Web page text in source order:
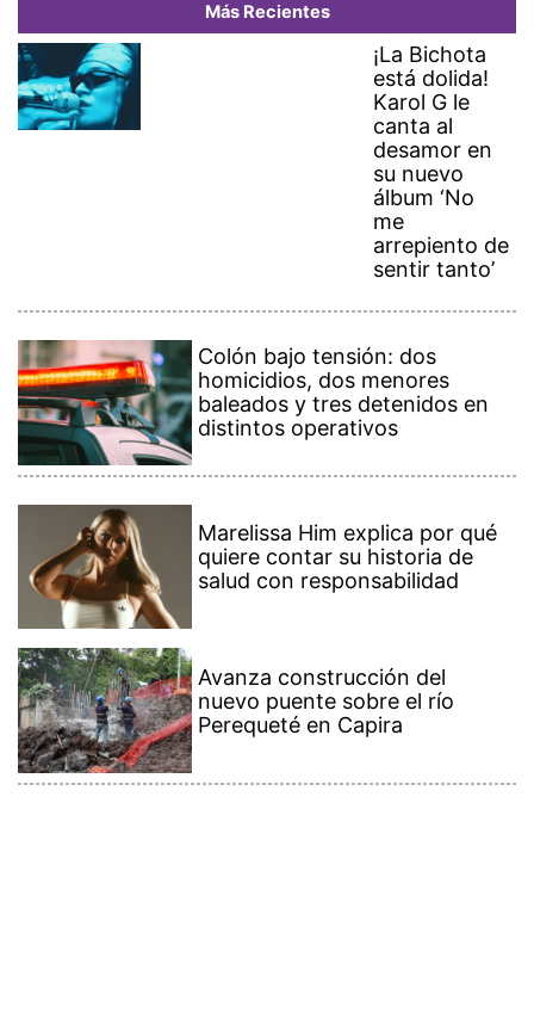
Más Recientes
¡La Bichota
está dolida!
Karol G le
canta al
desamor en
su nuevo
álbum ‘No
me
arrepiento de
sentir tanto’
Colón bajo tensión: dos
homicidios, dos menores
baleados y tres detenidos en
distintos operativos
Marelissa Him explica por qué
quiere contar su historia de
salud con responsabilidad
Avanza construcción del
nuevo puente sobre el río
Perequeté en Capira